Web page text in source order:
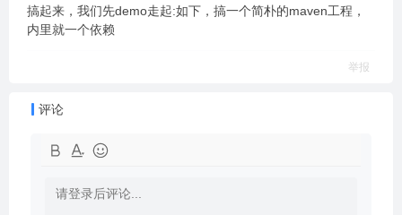
搞起来，我们先demo走起:如下，搞一个简朴的maven工程，
内里就一个依赖
举报
评论